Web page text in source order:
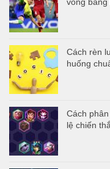
Cách rèn
huống
Cách
lệ chiến